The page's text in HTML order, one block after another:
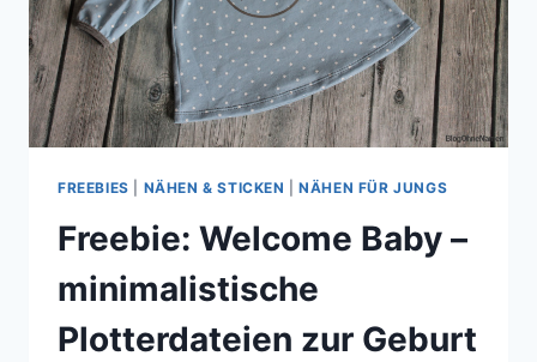
FREEBIES NÄHEN & STICKEN |NÄHEN FÜR JUNGS
Freebie: Welcome Baby –
minimalistische
Plotterdateien zur Geburt